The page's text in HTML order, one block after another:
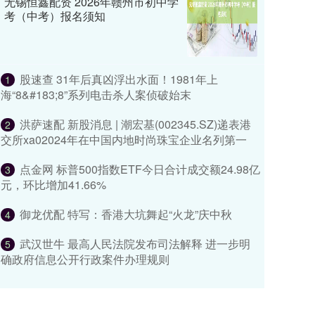
考（中考）报名须知
1
股速查 31年后真凶浮出水面！1981年上
海“8&#183;8”系列电击杀人案侦破始末
2
洪萨速配 新股消息 | 潮宏基(002345.SZ)递表港
交所xa02024年在中国内地时尚珠宝企业名列第一
3
点金网 标普500指数ETF今日合计成交额24.98亿
元，环比增加41.66%
4 御龙优配 特写：香港大坑舞起“火龙”庆中秋
5
武汉世牛 最高人民法院发布司法解释 进一步明
确政府信息公开行政案件办理规则